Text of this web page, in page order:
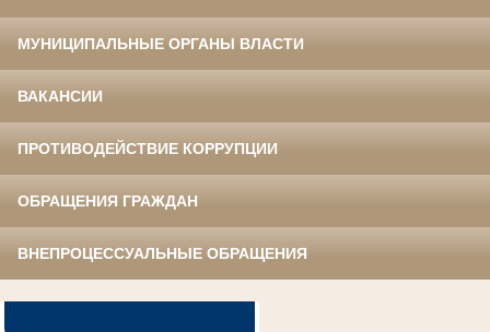
МУНИЦИПАЛЬНЫЕ ОРГАНЫ ВЛАСТИ
ВАКАНСИИ
ПРОТИВОДЕЙСТВИЕ КОРРУПЦИИ
ОБРАЩЕНИЯ ГРАЖДАН
ВНЕПРОЦЕССУАЛЬНЫЕ ОБРАЩЕНИЯ